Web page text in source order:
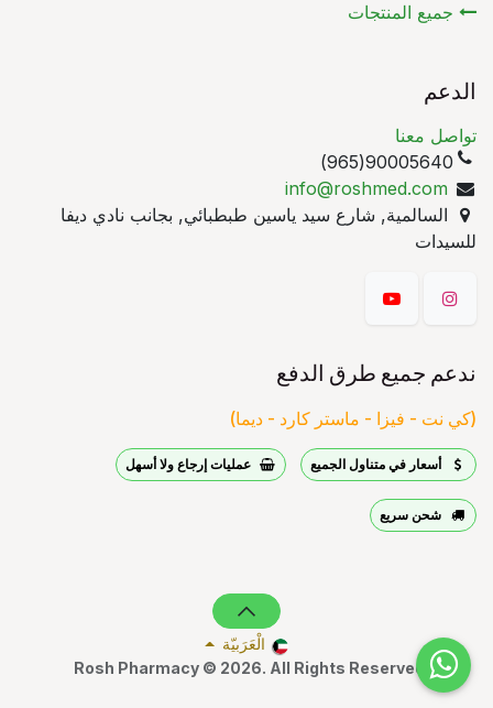
جميع المنتجات
الدعم
تواصل معنا
90005640(965)
info@roshmed.com
السالمية, شارع سيد ياسين طبطبائي, بجانب نادي ديفا
للسيدات
ندعم جميع طرق الدفع
(كي نت - فيزا - ماستر كارد - ديما)
أسعار في متناول الجميع عمليات إرجاع ولا أسهل
شحن سريع
Rosh Pharmacy © 2026. All Rights Reserved
الْعَرَبيّة